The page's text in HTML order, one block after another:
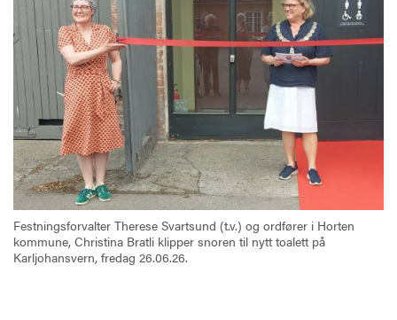
Festningsforvalter Therese Svartsund (t.v.) og ordfører i Horten
kommune, Christina Bratli klipper snoren til nytt toalett på
Karljohansvern, fredag 26.06.26.